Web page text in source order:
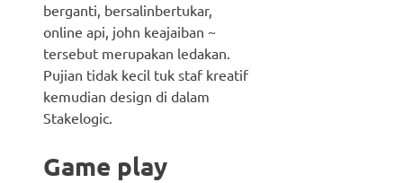
berganti, bersalinbertukar,
online api, john keajaiban ~
tersebut merupakan ledakan.
Pujian tidak kecil tuk staf kreatif
kemudian design di dalam
Stakelogic.
Game play